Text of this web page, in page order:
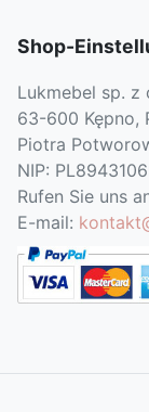
Shop-
Lukmebel sp. z
63-600 Kępno,
Piotra
NIP:
Rufen Sie uns
E-mail: